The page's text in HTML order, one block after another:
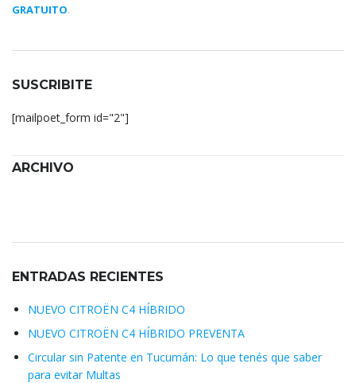
GRATUITO.
SUSCRIBITE
[mailpoet_form id="2"]
ARCHIVO
ENTRADAS RECIENTES
NUEVO CITROËN C4 HÍBRIDO
NUEVO CITROËN C4 HÍBRIDO PREVENTA
Circular sin Patente en Tucumán: Lo que tenés que saber
para evitar Multas